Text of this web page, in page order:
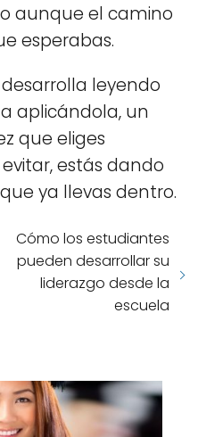
aunque el camino
esperabas.
leyendo
aplicándola, un
que eliges
estás dando
ya llevas dentro.
Cómo los estudiantes
pueden desarrollar su
liderazgo desde la
escuela